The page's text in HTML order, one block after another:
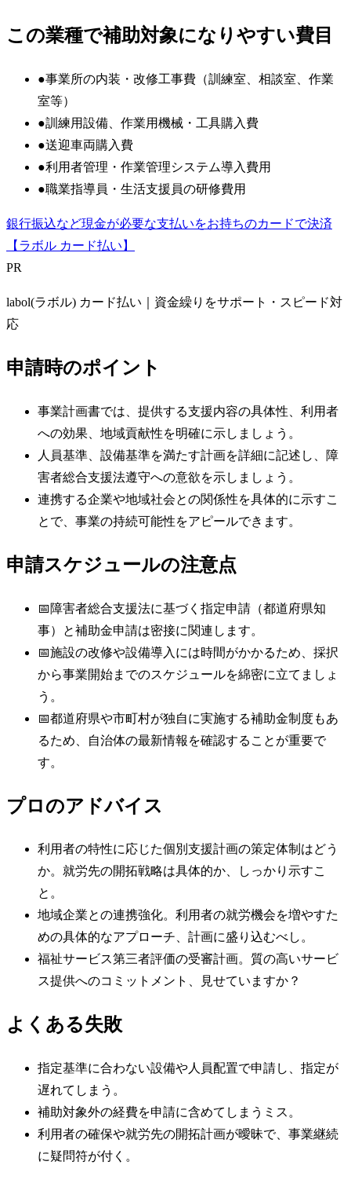
この業種で補助対象になりやすい費目
●事業所の内装・改修工事費（訓練室、相談室、作業
室等）
●訓練用設備、作業用機械・工具購入費
●送迎車両購入費
●利用者管理・作業管理システム導入費用
●職業指導員・生活支援員の研修費用
銀行振込など現金が必要な支払いをお持ちのカードで決済
【ラボル カード払い】
PR
labol(ラボル) カード払い｜資金繰りをサポート・スピード対
応
申請時のポイント
事業計画書では、提供する支援内容の具体性、利用者
への効果、地域貢献性を明確に示しましょう。
人員基準、設備基準を満たす計画を詳細に記述し、障
害者総合支援法遵守への意欲を示しましょう。
連携する企業や地域社会との関係性を具体的に示すこ
とで、事業の持続可能性をアピールできます。
申請スケジュールの注意点
📅障害者総合支援法に基づく指定申請（都道府県知
事）と補助金申請は密接に関連します。
📅施設の改修や設備導入には時間がかかるため、採択
から事業開始までのスケジュールを綿密に立てましょ
う。
📅都道府県や市町村が独自に実施する補助金制度もあ
るため、自治体の最新情報を確認することが重要で
す。
プロのアドバイス
利用者の特性に応じた個別支援計画の策定体制はどう
か。就労先の開拓戦略は具体的か、しっかり示すこ
と。
地域企業との連携強化。利用者の就労機会を増やすた
めの具体的なアプローチ、計画に盛り込むべし。
福祉サービス第三者評価の受審計画。質の高いサービ
ス提供へのコミットメント、見せていますか？
よくある失敗
指定基準に合わない設備や人員配置で申請し、指定が
遅れてしまう。
補助対象外の経費を申請に含めてしまうミス。
利用者の確保や就労先の開拓計画が曖昧で、事業継続
に疑問符が付く。